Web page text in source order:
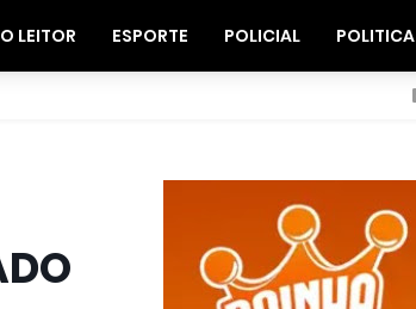
LEITOR ESPORTE POLICIAL POLITICA